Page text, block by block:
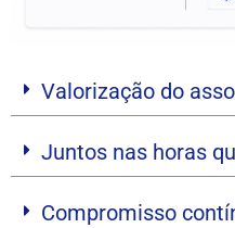
Valorização do
Juntos nas horas
Compromisso